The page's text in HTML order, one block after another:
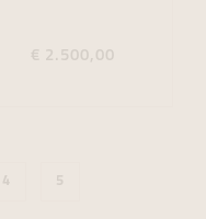
€ 2.500,00
4 5